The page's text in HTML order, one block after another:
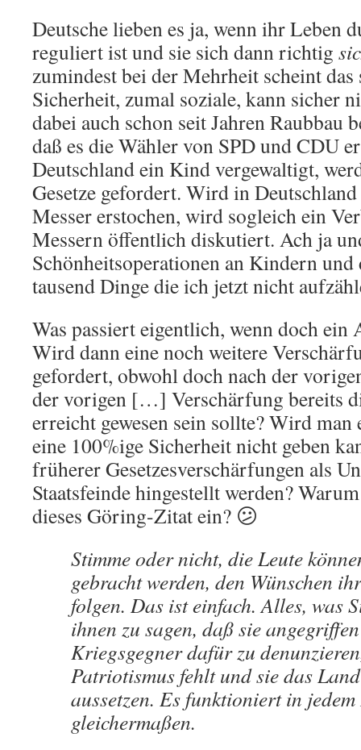
Deutsche lieben es ja, wenn ihr Leben
reguliert ist und sie sich dann richtig
zumindest bei der Mehrheit scheint
Sicherheit, zumal soziale, kann sicher
dabei auch schon seit Jahren Raubbau
daß es die Wähler von SPD und CDU
Deutschland ein Kind vergewaltigt,
Gesetze gefordert. Wird in
Messer erstochen, wird sogleich ein
Messern öffentlich diskutiert. Ach ja
Schönheitsoperationen an Kindern und
tausend Dinge die ich jetzt nicht
Was passiert eigentlich, wenn doch ein
Wird dann eine noch weitere
gefordert, obwohl doch nach der
der vorigen […] Verschärfung bereits
erreicht gewesen sein sollte? Wird man
eine 100%ige Sicherheit nicht geben
früherer Gesetzesverschärfungen als
Staatsfeinde hingestellt werden?
dieses Göring-Zitat ein? 😕
Stimme oder nicht, die Leute
gebracht werden, den Wünschen
folgen. Das ist einfach. Alles, was
ihnen zu sagen, daß sie
Kriegsgegner dafür zu
Patriotismus fehlt und sie das
aussetzen. Es funktioniert in
gleichermaßen.